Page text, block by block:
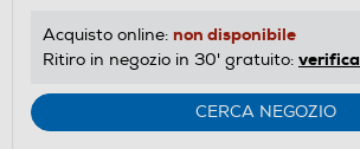
Acquisto online: non disponibile
Ritiro in negozio in 30' gratuito: verifica
CERCA NEGOZIO